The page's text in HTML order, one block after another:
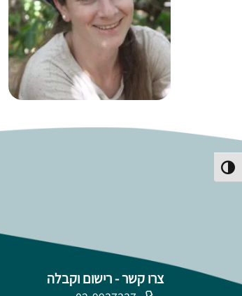
הפעל/כבה ניגודיות גבוהה
צרו קשר - רישום וקבלה